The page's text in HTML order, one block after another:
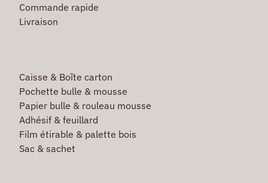
Commande rapide
Livraison
Caisse & Boîte carton
Pochette bulle & mousse
Papier bulle & rouleau mousse
Adhésif & feuillard
Film étirable & palette bois
Sac & sachet